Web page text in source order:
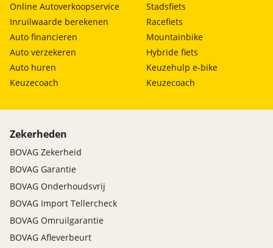
Online Autoverkoopservice
Inruilwaarde berekenen
Auto financieren
Auto verzekeren
Auto huren
Keuzecoach
Stadsfiets
Racefiets
Mountainbike
Hybride fiets
Keuzehulp e-bike
Keuzecoach
Zekerheden
BOVAG Zekerheid
BOVAG Garantie
BOVAG Onderhoudsvrij
BOVAG Import Tellercheck
BOVAG Omruilgarantie
BOVAG Afleverbeurt